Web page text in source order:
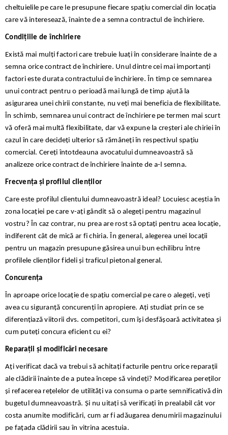
cheltuielile pe care le presupune fiecare spațiu comercial din locația
care vă interesează, înainte de a semna contractul de închiriere.
Condițiile de închiriere
Există mai mulți factori care trebuie luați în considerare înainte de a
semna orice contract de închiriere. Unul dintre cei mai importanți
factori este durata contractului de închiriere. În timp ce semnarea
unui contract pentru o perioadă mai lungă de timp ajută la
asigurarea unei chirii constante, nu veți mai beneficia de flexibilitate.
În schimb, semnarea unui contract de închiriere pe termen mai scurt
vă oferă mai multă flexibilitate, dar vă expune la creșteri ale chiriei în
cazul în care decideți ulterior să rămâneți în respectivul spațiu
comercial. Cereți întotdeauna avocatului dumneavoastră să
analizeze orice contract de închiriere înainte de a-l semna.
Frecvența și profilul clienților
Care este profilul clientului dumneavoastră ideal? Locuiesc aceștia în
zona locației pe care v-ați gândit să o alegeți pentru magazinul
vostru? În caz contrar, nu prea are rost să optați pentru acea locație,
indiferent cât de mică ar fi chiria. În general, alegerea unei locații
pentru un magazin presupune găsirea unui bun echilibru între
profilele clienților fideli și traficul pietonal general.
Concurența
În aproape orice locație de spațiu comercial pe care o alegeți, veți
avea cu siguranță concurenți în apropiere. Ați studiat prin ce se
diferențiază viitorii dvs. competitori, cum își desfășoară activitatea și
cum puteți concura eficient cu ei?
Reparații și modificări necesare
Ați verificat dacă va trebui să achitați facturile pentru orice reparații
ale clădirii înainte de a putea începe să vindeți? Modificarea pereților
și refacerea rețelelor de utilități va consuma o parte semnificativă din
bugetul dumneavoastră. Și nu uitați să verificați în prealabil cât vor
costa anumite modificări, cum ar fi adăugarea denumirii magazinului
pe fațada clădirii sau în vitrina acestuia.